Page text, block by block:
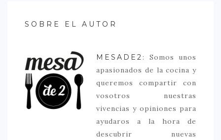
SOBRE EL AUTOR
MESADE2: Somos unos
apasionados de la cocina y
queremos compartir con
vosotros nuestras
vivencias y opiniones para
ayudaros a la hora de
descubrir nuevas